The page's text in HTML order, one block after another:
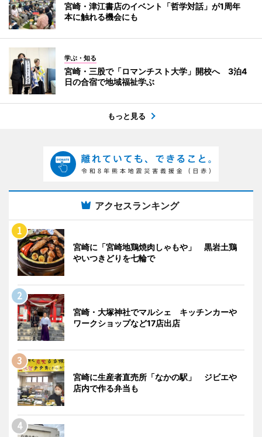
宮崎・津江書店のイベント「哲学対話」が1周年
本に触れる機会にも
学ぶ・知る
宮崎・三股で「ロマンチスト大学」開校へ 3泊4
日の合宿で地域福祉学ぶ
もっと見る
アクセスランキング
宮崎に「宮崎地鶏焼肉しゃもや」 黒岩土鶏
やいつきどりを七輪で
宮崎・大塚神社でマルシェ キッチンカーや
ワークショップなど17店出店
宮崎に生産者直売所「なかの駅」 ジビエや
店内で作る弁当も